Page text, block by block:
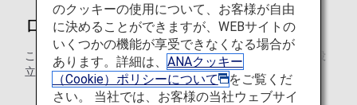
ロサンゼルス国際空港からの発着
このページでは、ロサンゼルス国際空港から目的地までの役
立つ情報をご紹介します。
のクッキーの使用について、お客様が自由
に決めることができますが、WEBサイトの
いくつかの機能が享受できなくなる場合が
あります。詳細は、 ANAクッキー
（Cookie）ポリシーについて
をご覧くだ
さい。 当社では、お客様の当社ウェブサイ